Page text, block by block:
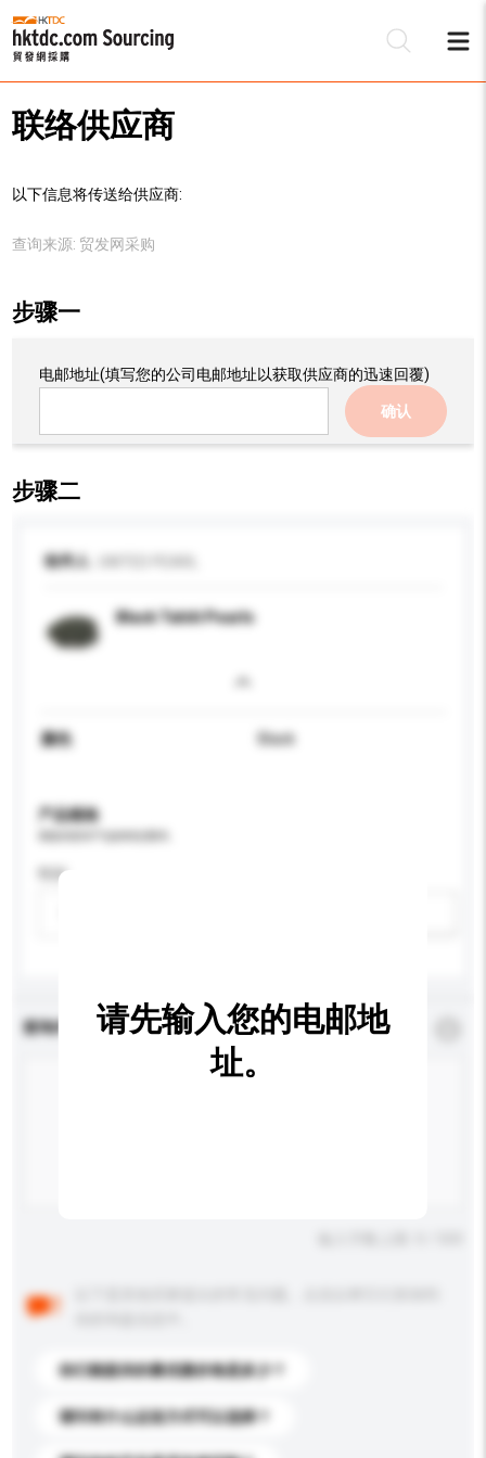
联络供应商
以下信息将传送给供应商:
查询来源: 贸发网采购
步骤一
电邮地址(填写您的公司电邮地址以获取供应商的迅速回覆)
确认
步骤二
收件人
Black Tahiti Pearls
颜色 Black
产品规格
性别
查询内容 *必须填写
你们能提供的最优惠价格是多少？
请问有什么运送方式可以选择？
请先输入您的电邮地
址。